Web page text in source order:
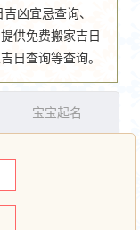
凶宜忌查询、
供免费搬家吉日
日查询等查询。
宝宝起名